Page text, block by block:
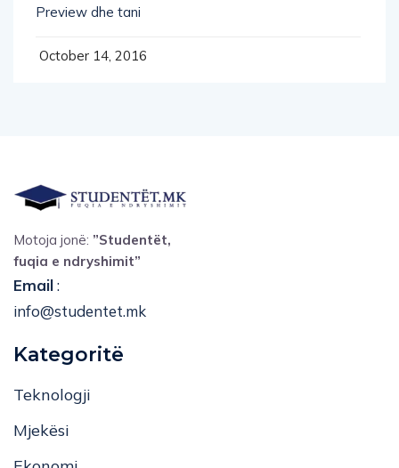
Preview dhe tani
October 14, 2016
Motoja jonë: ”Studentët,
fuqia e ndryshimit”
Email:
info@studentet.mk
Kategoritë
Teknologji
Mjekësi